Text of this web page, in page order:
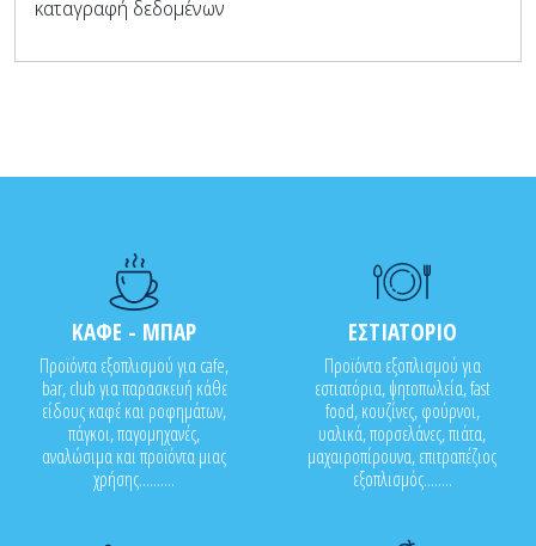
καταγραφή δεδομένων
ΚΑΦΕ - ΜΠΑΡ
Προϊόντα εξοπλισμού για cafe,
bar, club για παρασκευή κάθε
είδους καφέ και ροφημάτων,
πάγκοι, παγομηχανές,
αναλώσιμα και προϊόντα μιας
χρήσης..........
ΕΣΤΙΑΤΟΡΙΟ
Προϊόντα εξοπλισμού για
εστιατόρια, ψητοπωλεία, fast
food, κουζίνες, φούρνοι,
υαλικά, πορσελάνες, πιάτα,
μαχαιροπίρουνα, επιτραπέζιος
εξοπλισμός........